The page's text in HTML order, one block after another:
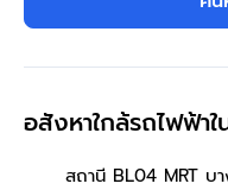
อสังหาใกล้รถไฟฟ้า
สถานี BL04 MRT บ